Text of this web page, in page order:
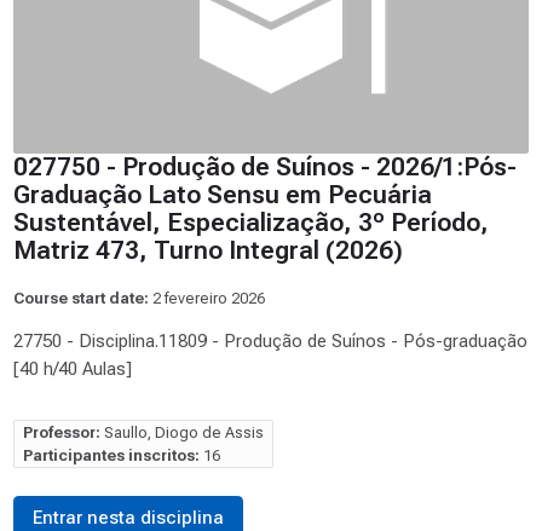
027750 - Produção de Suínos - 2026/1:Pós-
Graduação Lato Sensu em Pecuária
Sustentável, Especialização, 3º Período,
Matriz 473, Turno Integral (2026)
Course start date: 2 fevereiro 2026
27750 - Disciplina.11809 - Produção de Suínos - Pós-graduação
[40 h/40 Aulas]
Professor: Saullo, Diogo de Assis
Participantes inscritos: 16
Entrar nesta disciplina